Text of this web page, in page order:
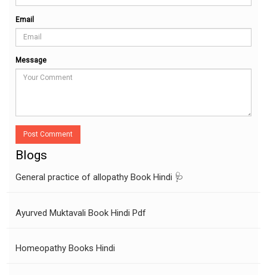
Email
Message
Post Comment
Blogs
General practice of allopathy Book Hindi 🩺
Ayurved Muktavali Book Hindi Pdf
Homeopathy Books Hindi